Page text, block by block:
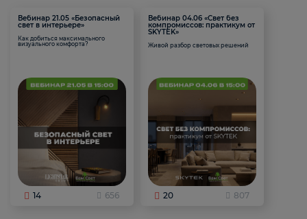
Вебинар 21.05 «Безопасный
свет в интерьере»
Как добиться максимального
визуального комфорта?
14 656
Вебинар 04.06 «Свет без
компромиссов: практикум от
SKYTEK»
Живой разбор световых решений
20 807